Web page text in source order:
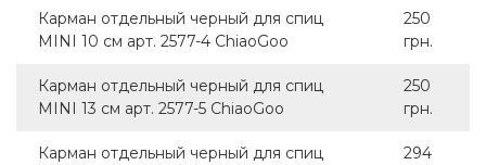
Карман отдельный черный для спиц
MINI 10 см арт. 2577-4 ChiaoGoo
250
грн.
Карман отдельный черный для спиц
MINI 13 см арт. 2577-5 ChiaoGoo
250
грн.
Карман отдельный черный для спиц
294